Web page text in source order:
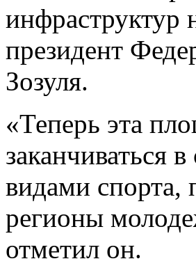
инфраструктур
президент
Зозуля.
«Теперь эта
заканчиваться
видами спорта,
регионы
отметил он.